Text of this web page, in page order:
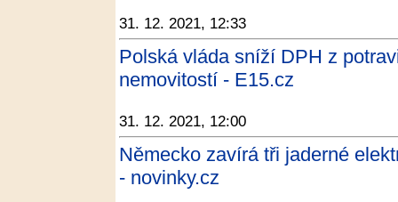
31. 12. 2021, 12:33
Polská vláda sníží DPH z
nemovitostí - E15.cz
31. 12. 2021, 12:00
Německo zavírá tři jaderné
- novinky.cz